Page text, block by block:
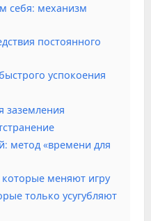
себя: механизм
постоянного
успокоения
заземления
метод «времени для
меняют игру
только усугубляют